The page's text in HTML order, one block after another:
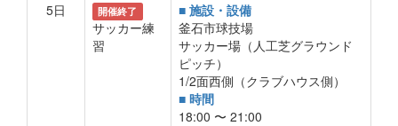
5日
開催終了
サッカー練
習
■ 施設・設備
釜石市球技場
サッカー場（人工芝グラウンド
ピッチ）
1/2面西側（クラブハウス側）
■ 時間
18:00 〜 21:00